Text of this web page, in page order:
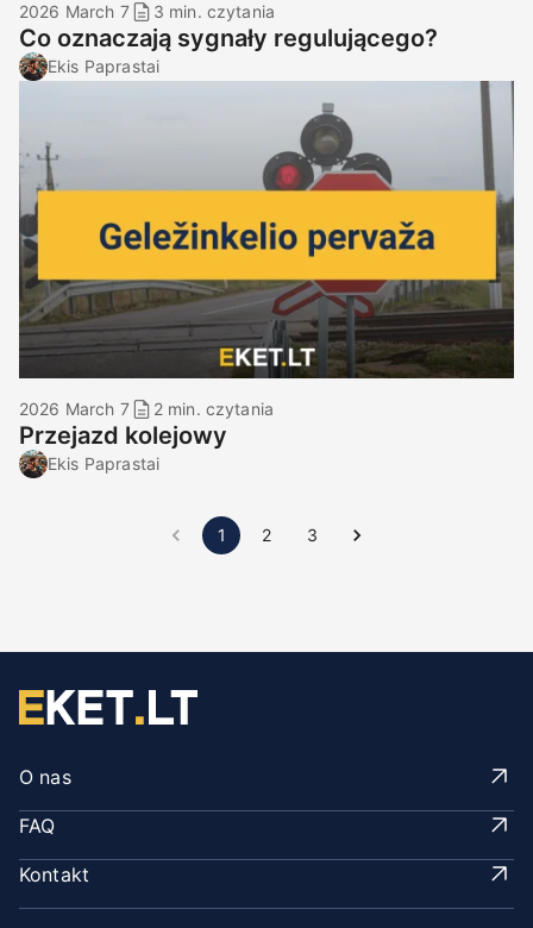
2026 March 7 3 min. czytania
Co oznaczają sygnały regulującego?
Ekis Paprastai
2026 March 7 2 min. czytania
Przejazd kolejowy
Ekis Paprastai
1 2 3
O nas
FAQ
Kontakt